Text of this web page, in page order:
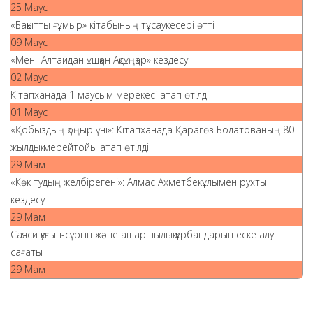
25 Маус
«Бақытты ғұмыр» кітабының тұсаукесері өтті
09 Маус
«Мен- Алтайдан ұшқан Ақсұңқар» кездесу
02 Маус
Кітапханада 1 маусым мерекесі атап өтілді
01 Маус
«Қобыздың қоңыр үні»: Кітапханада Қарагөз Болатованың 80
жылдық мерейтойы атап өтілді
29 Мам
«Көк тудың желбірегені»: Алмас Ахметбекұлымен рухты
кездесу
29 Мам
Саяси қуғын-сүргін және ашаршылық құрбандарын еске алу
сағаты
29 Мам